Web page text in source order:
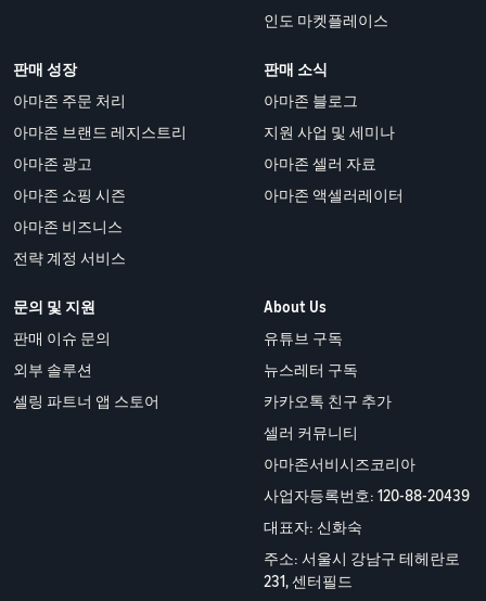
인도 마켓플레이스
판매 성장
아마존 주문 처리
아마존 브랜드 레지스트리
아마존 광고
아마존 쇼핑 시즌
아마존 비즈니스
전략 계정 서비스
판매 소식
아마존 블로그
지원 사업 및 세미나
아마존 셀러 자료
아마존 액셀러레이터
문의 및 지원
판매 이슈 문의
외부 솔루션
셀링 파트너 앱 스토어
About Us
유튜브 구독
뉴스레터 구독
카카오톡 친구 추가
셀러 커뮤니티
아마존서비시즈코리아
사업자등록번호: 120-88-20439
대표자: 신화숙
주소: 서울시 강남구 테헤란로
231, 센터필드